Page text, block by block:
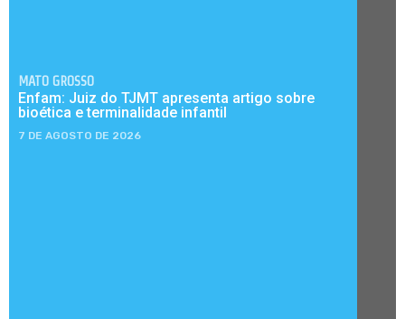
MATO GROSSO
Enfam: Juiz do TJMT apresenta artigo sobre
bioética e terminalidade infantil
7 DE AGOSTO DE 2026